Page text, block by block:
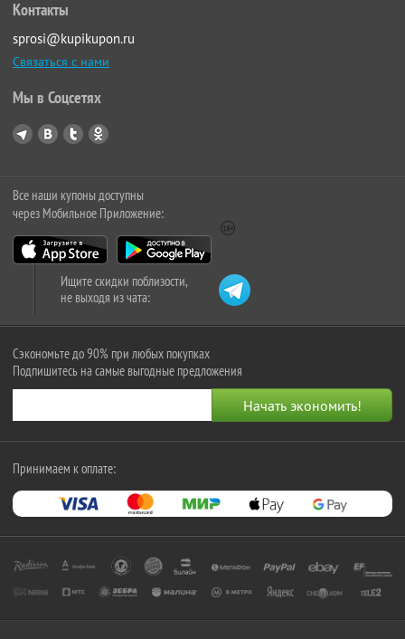
Контакты
sprosi@kupikupon.ru
Связаться с нами
Мы в Соцсетях
Все наши купоны доступны
через Мобильное Приложение:
Ищите скидки поблизости,
не выходя из чата:
Сэкономьте до 90% при любых покупках
Подпишитесь на самые выгодные предложения
Принимаем к оплате: